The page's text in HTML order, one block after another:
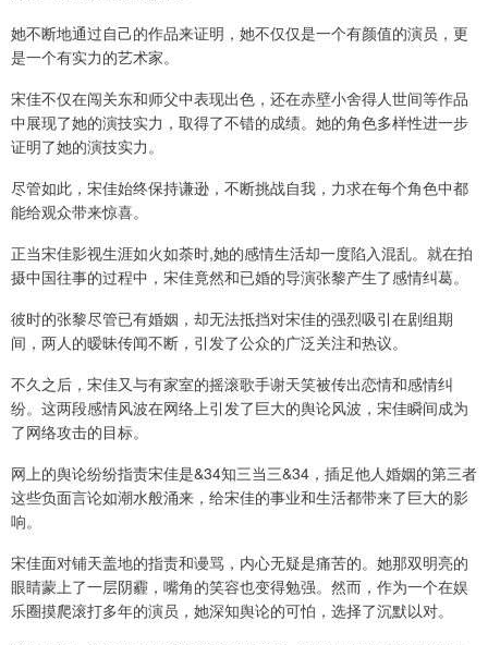
她不断地通过自己的作品来证明，她不仅仅是一个有颜值的演员，更
是一个有实力的艺术家。
宋佳不仅在闯关东和师父中表现出色，还在赤壁小舍得人世间等作品
中展现了她的演技实力，取得了不错的成绩。她的角色多样性进一步
证明了她的演技实力。
尽管如此，宋佳始终保持谦逊，不断挑战自我，力求在每个角色中都
能给观众带来惊喜。
正当宋佳影视生涯如火如荼时,她的感情生活却一度陷入混乱。就在拍
摄中国往事的过程中，宋佳竟然和已婚的导演张黎产生了感情纠葛。
彼时的张黎尽管已有婚姻，却无法抵挡对宋佳的强烈吸引在剧组期
间，两人的暧昧传闻不断，引发了公众的广泛关注和热议。
不久之后，宋佳又与有家室的摇滚歌手谢天笑被传出恋情和感情纠
纷。这两段感情风波在网络上引发了巨大的舆论风波，宋佳瞬间成为
了网络攻击的目标。
网上的舆论纷纷指责宋佳是&34知三当三&34，插足他人婚姻的第三者
这些负面言论如潮水般涌来，给宋佳的事业和生活都带来了巨大的影
响。
宋佳面对铺天盖地的指责和谩骂，内心无疑是痛苦的。她那双明亮的
眼睛蒙上了一层阴霾，嘴角的笑容也变得勉强。然而，作为一个在娱
乐圈摸爬滚打多年的演员，她深知舆论的可怕，选择了沉默以对。